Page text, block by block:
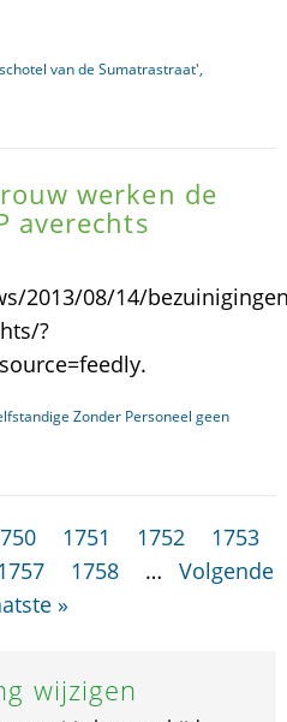
van de Sumatrastraat',
werken de
averechts
2013/08/14/
?
Zonder Personeel geen
1751 1752
1753
1757 1758 …
Volgende
»
wijzigen